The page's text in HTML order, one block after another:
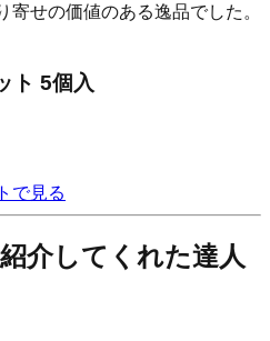
せの価値のある逸品でした。
ト 5個入
で見る
介してくれた達人